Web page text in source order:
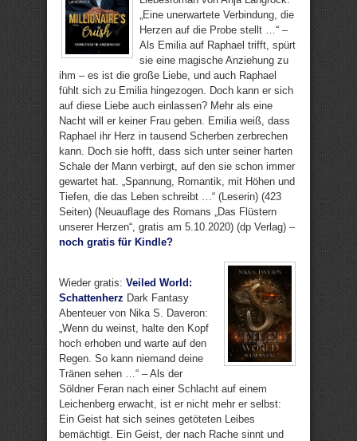
„Eine unerwartete Verbindung, die
Herzen auf die Probe stellt …“ –
Als Emilia auf Raphael trifft, spürt
sie eine magische Anziehung zu
ihm – es ist die große Liebe, und auch Raphael
fühlt sich zu Emilia hingezogen. Doch kann er sich
auf diese Liebe auch einlassen? Mehr als eine
Nacht will er keiner Frau geben. Emilia weiß, dass
Raphael ihr Herz in tausend Scherben zerbrechen
kann. Doch sie hofft, dass sich unter seiner harten
Schale der Mann verbirgt, auf den sie schon immer
gewartet hat. „Spannung, Romantik, mit Höhen und
Tiefen, die das Leben schreibt …“ (Leserin) (423
Seiten) (Neuauflage des Romans „Das Flüstern
unserer Herzen“, gratis am 5.10.2020) (dp Verlag) –
noch gratis für Kindle?
Wieder gratis: Veiled World:
Schattenherz Dark Fantasy
Abenteuer von Nika S. Daveron:
„Wenn du weinst, halte den Kopf
hoch erhoben und warte auf den
Regen. So kann niemand deine
Tränen sehen …“ – Als der
Söldner Feran nach einer Schlacht auf einem
Leichenberg erwacht, ist er nicht mehr er selbst:
Ein Geist hat sich seines getöteten Leibes
bemächtigt. Ein Geist, der nach Rache sinnt und